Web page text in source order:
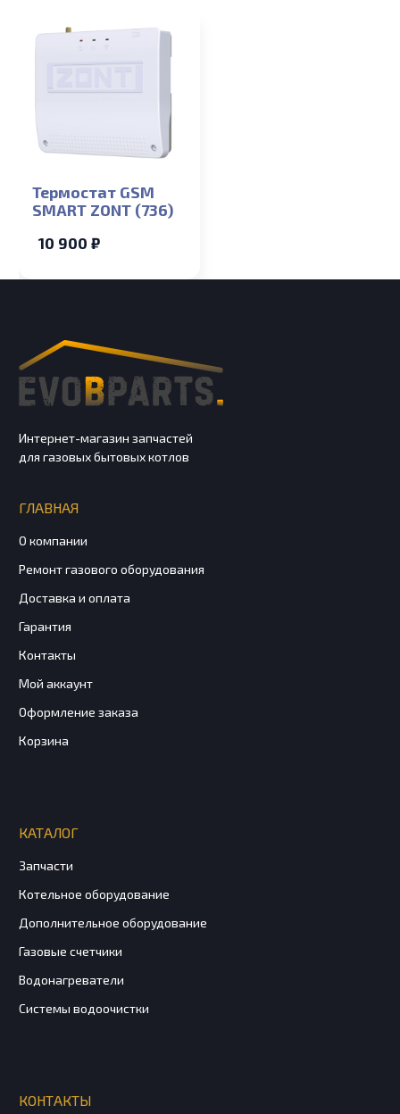
Термостат GSM
SMART ZONT (736)
10 900 ₽
Интернет-магазин запчастей
для газовых бытовых котлов
ГЛАВНАЯ
О компании
Ремонт газового оборудования
Доставка и оплата
Гарантия
Контакты
Мой аккаунт
Оформление заказа
Корзина
КАТАЛОГ
Запчасти
Котельное оборудование
Дополнительное оборудование
Газовые счетчики
Водонагреватели
Системы водоочистки
КОНТАКТЫ